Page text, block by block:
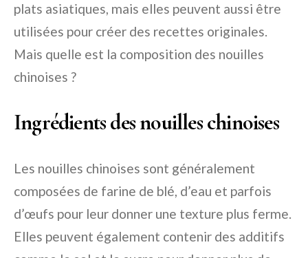
plats asiatiques, mais elles peuvent aussi être
utilisées pour créer des recettes originales.
Mais quelle est la composition des nouilles
chinoises ?
Ingrédients des nouilles chinoises
Les nouilles chinoises sont généralement
composées de farine de blé, d’eau et parfois
d’œufs pour leur donner une texture plus ferme.
Elles peuvent également contenir des additifs